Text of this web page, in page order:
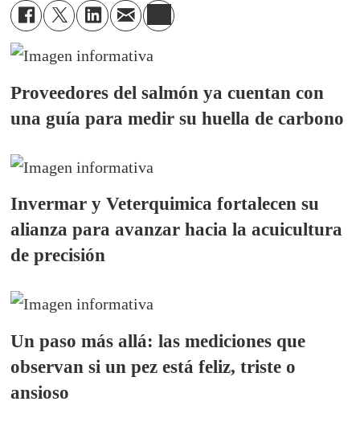
Proveedores del salmón ya cuentan con
una guía para medir su huella de carbono
Invermar y Veterquimica fortalecen su
alianza para avanzar hacia la acuicultura
de precisión
Un paso más allá: las mediciones que
observan si un pez está feliz, triste o
ansioso